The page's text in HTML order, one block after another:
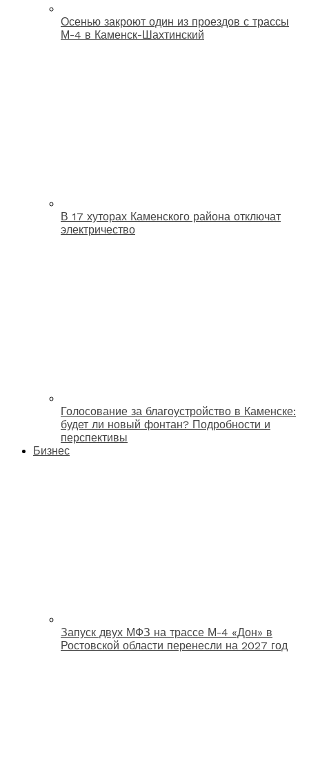
Осенью закроют один из проездов с трассы
М-4 в Каменск-Шахтинский
В 17 хуторах Каменского района отключат
электричество
Голосование за благоустройство в Каменске:
будет ли новый фонтан? Подробности и
перспективы
Бизнес
Запуск двух МФЗ на трассе М-4 «Дон» в
Ростовской области перенесли на 2027 год